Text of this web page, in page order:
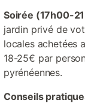
Soirée (17h00-
jardin privé de
locales achetées
18-25€ par
pyrénéennes.
Conseils